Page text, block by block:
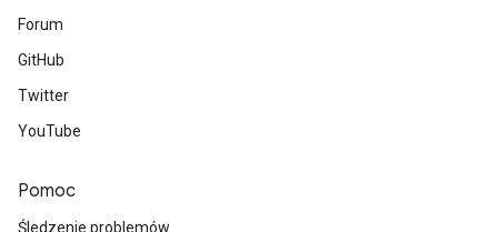
Forum
GitHub
Twitter
YouTube
Pomoc
Śledzenie problemów